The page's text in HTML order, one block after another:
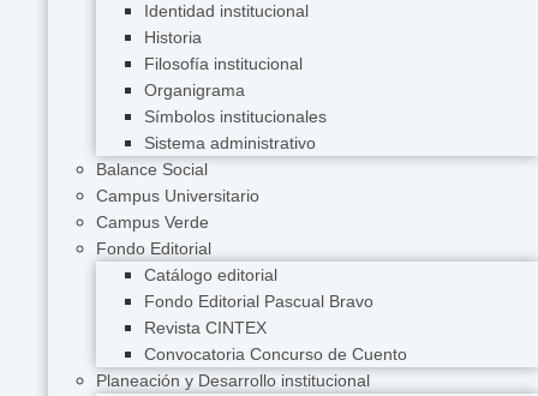
Identidad institucional
Historia
Filosofía institucional
Organigrama
Símbolos institucionales
Sistema administrativo
Balance Social
Campus Universitario
Campus Verde
Fondo Editorial
Catálogo editorial
Fondo Editorial Pascual Bravo
Revista CINTEX
Convocatoria Concurso de Cuento
Planeación y Desarrollo institucional